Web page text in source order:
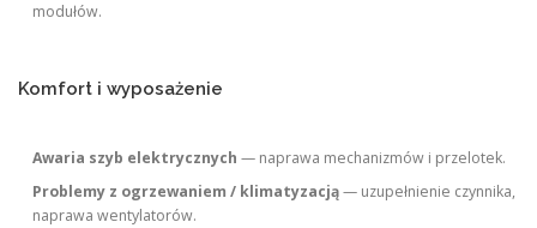
modułów.
Komfort i wyposażenie
Awaria szyb elektrycznych — naprawa mechanizmów i przelotek.
Problemy z ogrzewaniem / klimatyzacją— uzupełnienie czynnika,
naprawa wentylatorów.